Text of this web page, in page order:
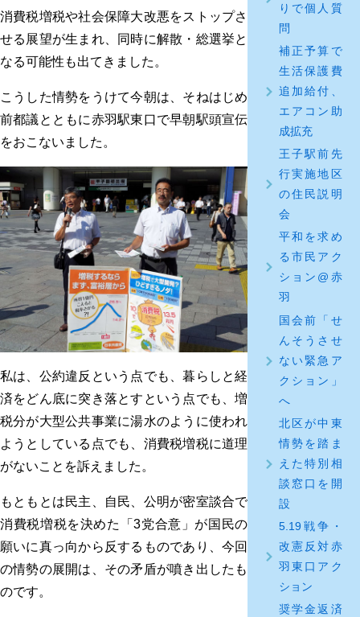
消費税増税や社会保障大改悪をストップさ
せる展望が生まれ、同時に解散・総選挙と
なる可能性も出てきました。
こうした情勢をうけて今朝は、そねはじめ
前都議とともに赤羽駅東口で早朝駅頭宣伝
をおこないました。
私は、公約違反という点でも、暮らしと経
済をどん底に突き落とすという点でも、増
税分が大型公共事業に湯水のように使われ
ようとしている点でも、消費税増税に道理
がないことを訴えました。
もともとは民主、自民、公明が密室談合で
消費税増税を決めた「3党合意」が国民の
願いに真っ向から反するものであり、今回
の情勢の展開は、その矛盾が噴き出したも
のです。
りで個人質
問
補正予算で
生活保護費
追加給付、
エアコン助
成拡充
王子駅前先
行実施地区
の住民説明
会
平和を求め
る市民アク
ション@赤
羽
国会前「せ
んそうさせ
ない緊急ア
クション」
へ
北区が中東
情勢を踏ま
えた特別相
談窓口を開
設
5.19戦争・
改憲反対赤
羽東口アク
ション
奨学金返済